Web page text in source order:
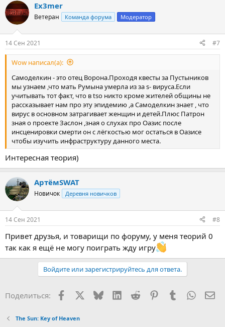
к
ц
и
Ex3mer
Ветеран Команда форума Модератор
14 Сен 2021 #7
Wow написал(а):
Самоделкин - это отец Ворона.Проходя квесты за Пустыников
мы узнаем ,что мать Румына умерла из за s- вируса.Если
учитывать тот факт, что в tso никто кроме жителей общины не
рассказывает нам про эту эпидемию ,а Самоделкин знает , что
вирус в основном затрагивает женщин и детей.Плюс Патрон
зная о проекте Заслон ,зная о слухах про Оазис после
инсценировки смерти он с лёгкостью мог остаться в Оазисе
чтобы изучить инфраструктуру данного места.
Интересная теория)
АртёмSWAT
Новичок Деревня новичков
14 Сен 2021 #8
Привет друзья, и товарищи по форуму, у меня теорий 0
так как я ещё не могу поиграть жду игру
Войдите или зарегистрируйтесь для ответа.
Поделиться: FacebookX (Twitter)
BlueskyLinkedIn
Reddit PinterestTumblr
The Sun: Key of Heaven